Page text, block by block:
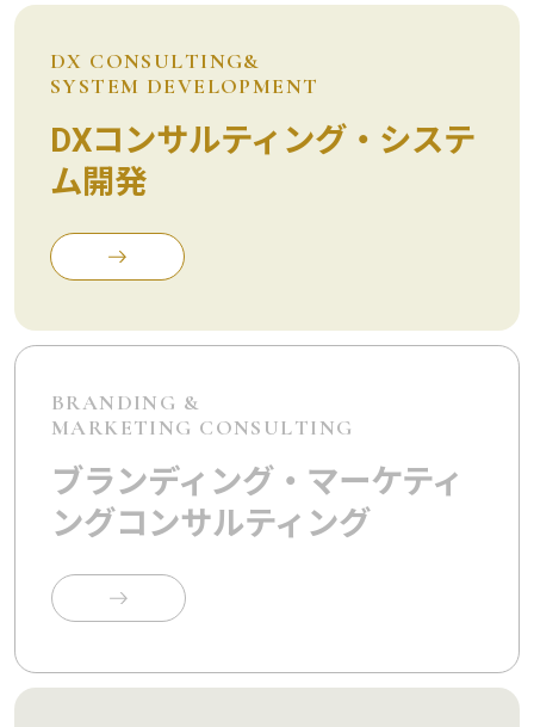
DX CONSULTING&
SYSTEM DEVELOPMENT
DXコンサルティング・システ
ム開発
BRANDING &
MARKETING CONSULTING
ブランディング・マーケティ
ングコンサルティング